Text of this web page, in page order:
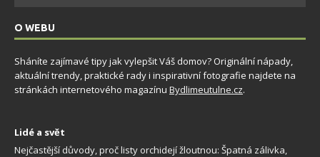
O WEBU
Sháníte zajímavé tipy jak vylepšit Váš domov? Originální nápady,
aktuální trendy, praktické rady i inspirativní fotografie najdete na
stránkách internetového magazínu Bydlimeutulne.cz.
Lidé a svět
Nejčastější důvody, proč listy orchidejí žloutnou: Špatná zálivka,